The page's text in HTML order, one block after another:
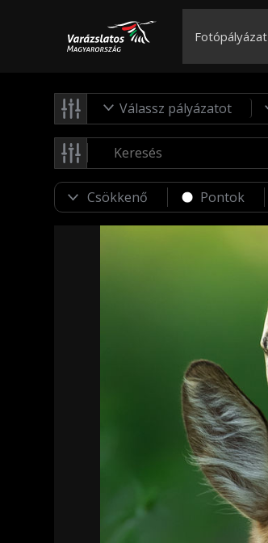
Fotópályázat
Válassz pályázatot
Pontok